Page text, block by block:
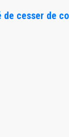
de cesser de